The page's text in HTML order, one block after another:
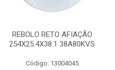
REBOLO RETO AFIAÇÃO
254X25.4X38.1 38A80KVS
Código: 13004045